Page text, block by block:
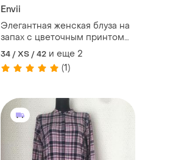
Envii
Элегантная женская блуза на
запах с цветочным принтом
envii этикетка
34 / XS / 42 и еще 2
(1)